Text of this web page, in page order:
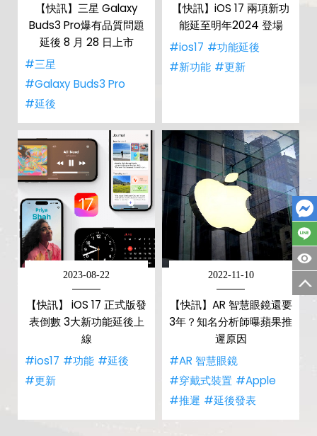
【快訊】三星 Galaxy
Buds3 Pro爆有品質問題
延後 8 月 28 日上市
#三星
#Galaxy Buds3 Pro
#延後
【快訊】iOS 17 兩項新功
能延至明年2024 登場
#ios17 #功能延後
#新功能 #更新
2023-08-22
【快訊】 iOS 17 正式版發
表倒數 3大新功能延後上
線
#ios17 #功能 #延後
#更新
2022-11-10
【快訊】AR 智慧眼鏡還要
3年？知名分析師曝蘋果推
遲原因
#AR 智慧眼鏡
#穿戴式裝置 #Apple
#推遲 #延後發表